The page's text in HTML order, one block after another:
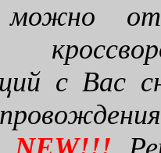
можно
с Вас